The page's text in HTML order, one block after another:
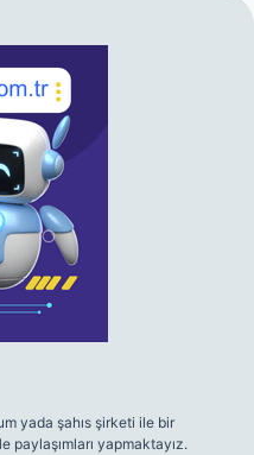
yada şahıs şirketi ile bir
paylaşımları yapmaktayız.